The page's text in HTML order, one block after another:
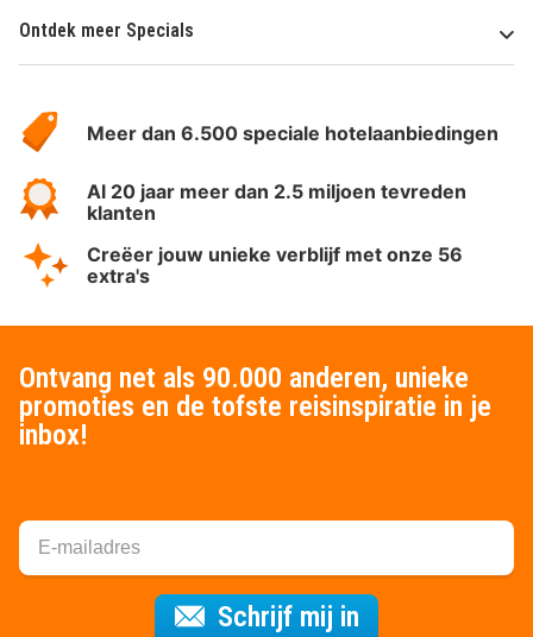
Ontdek meer Specials
HotelSpecials
Meer dan 6.500 speciale hotelaanbiedingen
Al 20 jaar meer dan 2.5 miljoen tevreden
klanten
Creëer jouw unieke verblijf met onze 56
extra's
Ontvang net als 90.000 anderen, unieke
promoties en de tofste reisinspiratie in je
inbox!
Schrijf mij in